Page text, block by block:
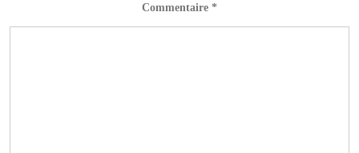
Commentaire *